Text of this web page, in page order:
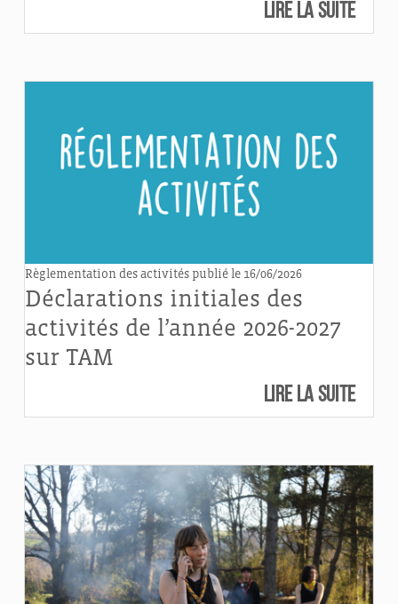
Lire la suite
Règlementation des activitéspublié le 16/06/2026
Déclarations initiales des
activités de l’année 2026-2027
sur TAM
Lire la suite